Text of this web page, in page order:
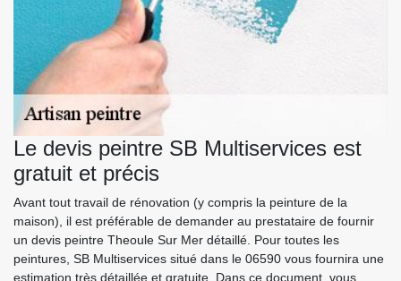
Le devis peintre SB Multiservices est
gratuit et précis
Avant tout travail de rénovation (y compris la peinture de la
maison), il est préférable de demander au prestataire de fournir
un devis peintre Theoule Sur Mer détaillé. Pour toutes les
peintures, SB Multiservices situé dans le 06590 vous fournira une
estimation très détaillée et gratuite. Dans ce document, vous